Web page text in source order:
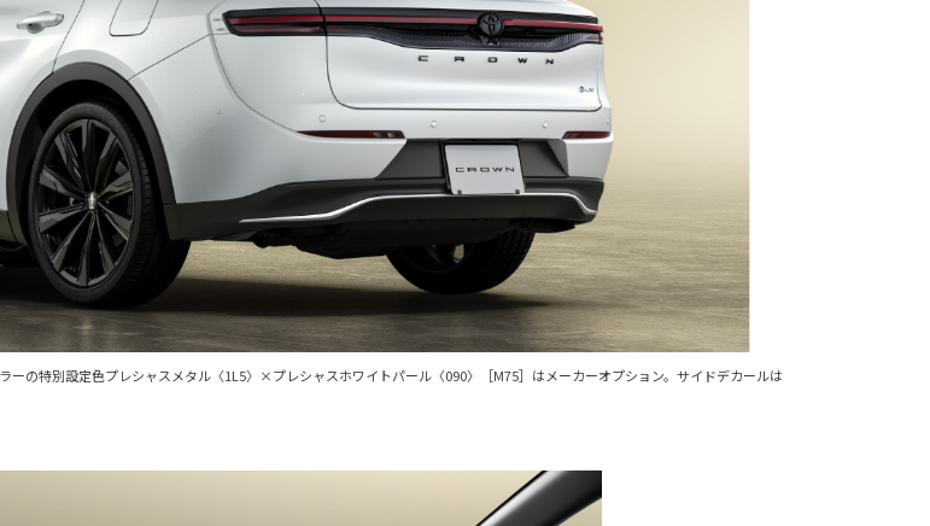
ラーの特別設定色プレシャスメタル〈1L5〉×プレシャスホワイトパール〈090〉［M75］はメーカーオプション。サイドデカールは